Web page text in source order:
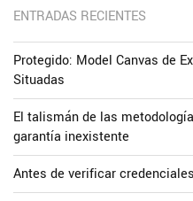
ENTRADAS RECIENTES
Protegido: Model Canvas de
Situadas
El talismán de las
garantía inexistente
Antes de verificar